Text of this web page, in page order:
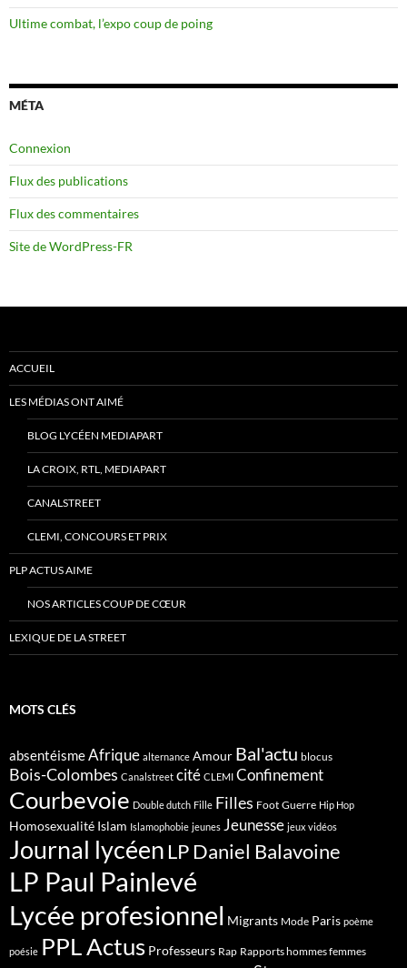
Ultime combat, l’expo coup de poing
MÉTA
Connexion
Flux des publications
Flux des commentaires
Site de WordPress-FR
ACCUEIL
LES MÉDIAS ONT AIMÉ
BLOG LYCÉEN MEDIAPART
LA CROIX, RTL, MEDIAPART
CANALSTREET
CLEMI, CONCOURS ET PRIX
PLP ACTUS AIME
NOS ARTICLES COUP DE CŒUR
LEXIQUE DE LA STREET
MOTS CLÉS
absentéismeAfrique alternance Amour Bal'actu blocus
Bois-Colombes Canalstreet cité CLEMI Confinement
Courbevoie Double dutch Fille Filles Foot Guerre Hip Hop
Homosexualité Islam Islamophobie jeunes Jeunesse jeux vidéos
Journal lycéenLP Daniel Balavoine
LP Paul Painlevé
Lycée profesionnel Migrants Mode Paris poème
poésie PPL Actus Professeurs Rap Rapports hommes femmes